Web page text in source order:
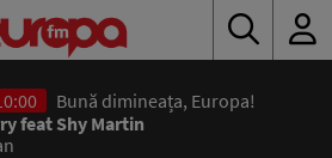
Bună dimineața, Europa!
feat Shy Martin